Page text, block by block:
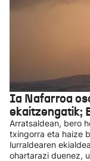
Ia Nafarroa
ekaitzengatik;
Arratsaldean, bero
txingorra eta haize
lurraldearen
ohartarazi duenez,